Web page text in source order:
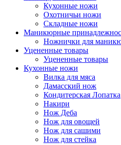
Кухонные ножи
Охотничьи ножи
Складные ножи
Маникюрные
Ножнички для
Уцененные товары
Уцененные товары
Кухонные ножи
Вилка для мяса
Дамасский нож
Кондитерская Лопатка
Накири
Нож Деба
Нож для овощей
Нож для сашими
Нож для стейка